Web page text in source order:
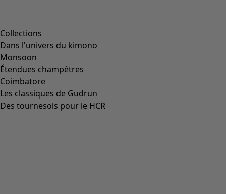
Collections
Dans l'univers du kimono
Monsoon
Étendues champêtres
Coimbatore
Les classiques de Gudrun
Des tournesols pour le HCR